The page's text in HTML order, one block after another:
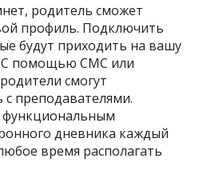
родитель сможет
профиль. Подключить
будут приходить на вашу
С помощью СМС или
смогут
преподавателями.
дневника каждый
время располагать